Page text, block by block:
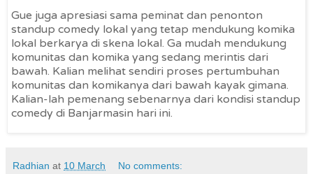
Gue juga apresiasi sama peminat dan penonton
standup comedy lokal yang tetap mendukung komika
lokal berkarya di skena lokal. Ga mudah mendukung
komunitas dan komika yang sedang merintis dari
bawah. Kalian melihat sendiri proses pertumbuhan
komunitas dan komikanya dari bawah kayak gimana.
Kalian-lah pemenang sebenarnya dari kondisi standup
comedy di Banjarmasin hari ini.
Radhian at 10 March No comments: